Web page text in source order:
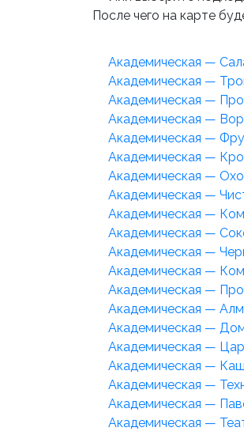
После чего на карте
Академическая —
Академическая —
Академическая —
Академическая —
Академическая —
Академическая —
Академическая —
Академическая —
Академическая —
Академическая —
Академическая —
Академическая —
Академическая —
Академическая —
Академическая —
Академическая —
Академическая —
Академическая —
Академическая —
Академическая —